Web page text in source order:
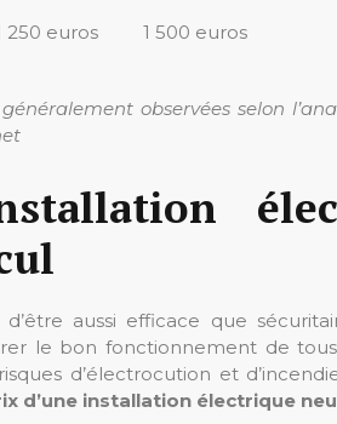
250 euros 1 500 euros
observées selon
aussi efficace que
le bon fonctionnement de
d’électrocution et
d’une installation électrique